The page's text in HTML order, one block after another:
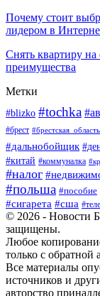
Почему стоит
лидером в
Снять квартиру
преимущества
Метки
#blizko #tochka
#брест #брестская_область
#дальнобойщик
#китай #коммуналка
#налог
#польша #пособие
#сигарета #сша
© 2026 - Новости
защищены.
Любое
только с обратной
Все материалы
источников и
авторство